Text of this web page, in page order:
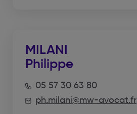
MILANI
Philippe
05 57 30 63 80
ph.milani@mw-avocat.fr